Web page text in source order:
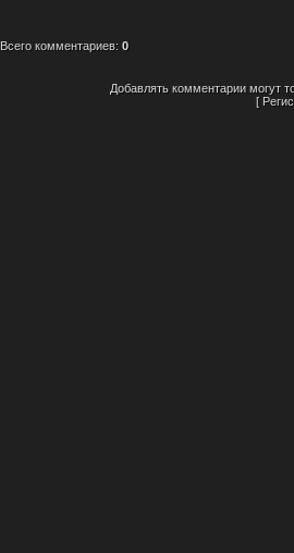
Всего комментариев: 0
Добавлять комментарии могут
[